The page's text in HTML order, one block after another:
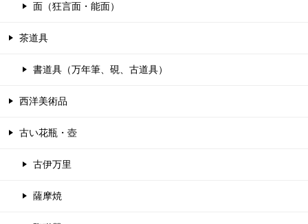
面（狂言面・能面）
茶道具
書道具（万年筆、硯、古道具）
西洋美術品
古い花瓶・壺
古伊万里
薩摩焼